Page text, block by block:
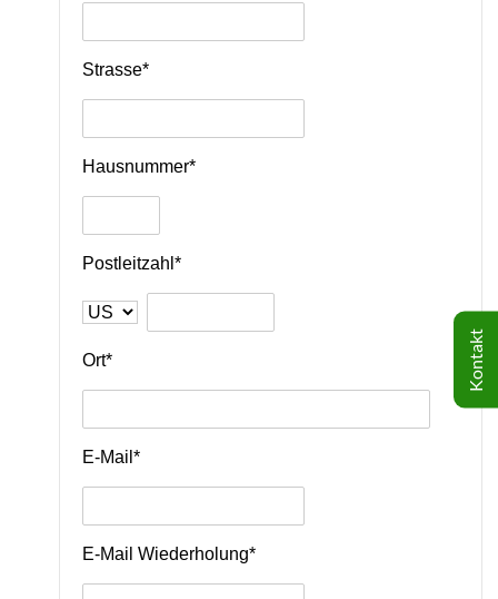
Kontakt
Strasse*
Hausnummer*
Postleitzahl*
Ort*
E-Mail*
E-Mail Wiederholung*